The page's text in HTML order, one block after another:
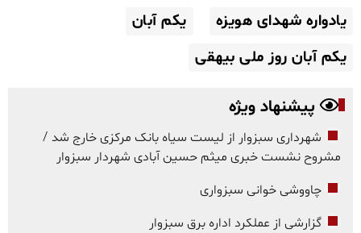
یادواره شهدای هویزه
یکم آبان
یکم آبان روز ملی بیهقی
پیشنهاد ویژه
شهرداری سبزوار از لیست سیاه بانک مرکزی خارج شد /
مشروح نشست خبری میثم حسین آبادی شهردار سبزوار
چاووشی خوانی سبزواری
گزارشی از عملکرد اداره برق سبزوار